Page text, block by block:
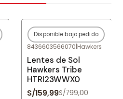
-80%OFF
Agotado
Disponible bajo pedido
8436603566070|Hawkers
Lentes de Sol
Hawkers Tribe
HTRI23WWX0
S/159,99S/799,00